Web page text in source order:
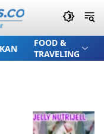
FOOD &
TRAVELING